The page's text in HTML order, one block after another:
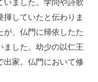
いました。学問や詩歌
していたと伝わりま
が、仏門に帰依したた
ました。幼少の以仁王
出家。仏門において修